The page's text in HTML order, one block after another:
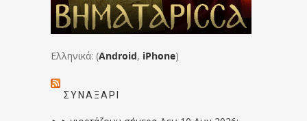
Ελληνικά: (Android, iPhone)
ΣΥΝΑΞΆΡΙ